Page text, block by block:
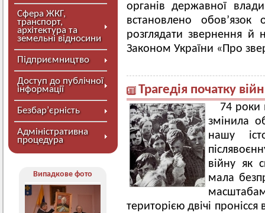
Сфера ЖКГ,
транспорт,
архітектура та
земельні відносини
Підприємництво
Доступ до публічної
інформації
Безбар’єрність
Адміністративна
процедура
Випадкове фото
органів державної
встановлено
розглядати звернення й
Законом України «Про
Трагедія початку
74 роки
змінила
нашу
війну як
мала
територією двічі